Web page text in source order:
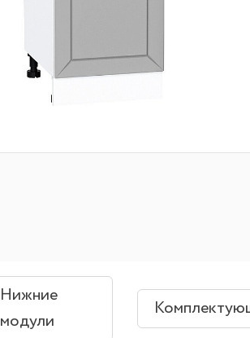
Нижние
модули